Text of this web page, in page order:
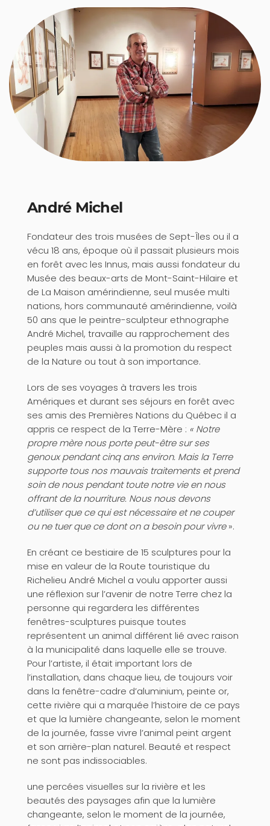
André Michel
Fondateur des trois musées de Sept-Îles ou il a
vécu 18 ans, époque où il passait plusieurs mois
en forêt avec les Innus, mais aussi fondateur du
Musée des beaux-arts de Mont-Saint-Hilaire et
de La Maison amérindienne, seul musée multi
nations, hors communauté amérindienne, voilà
50 ans que le peintre-sculpteur ethnographe
André Michel, travaille au rapprochement des
peuples mais aussi à la promotion du respect
de la Nature ou tout à son importance.
Lors de ses voyages à travers les trois
Amériques et durant ses séjours en forêt avec
ses amis des Premières Nations du Québec il a
appris ce respect de la Terre-Mère : « Notre
propre mère nous porte peut-être sur ses
genoux pendant cinq ans environ. Mais la Terre
supporte tous nos mauvais traitements et prend
soin de nous pendant toute notre vie en nous
offrant de la nourriture. Nous nous devons
d’utiliser que ce qui est nécessaire et ne couper
ou ne tuer que ce dont on a besoin pour vivre».
En créant ce bestiaire de 15 sculptures pour la
mise en valeur de la Route touristique du
Richelieu André Michel a voulu apporter aussi
une réflexion sur l’avenir de notre Terre chez la
personne qui regardera les différentes
fenêtres-sculptures puisque toutes
représentent un animal différent lié avec raison
à la municipalité dans laquelle elle se trouve.
Pour l’artiste, il était important lors de
l’installation, dans chaque lieu, de toujours voir
dans la fenêtre-cadre d’aluminium, peinte or,
cette rivière qui a marquée l’histoire de ce pays
et que la lumière changeante, selon le moment
de la journée, fasse vivre l’animal peint argent
et son arrière-plan naturel. Beauté et respect
ne sont pas indissociables.
une percées visuelles sur la rivière et les
beautés des paysages afin que la lumière
changeante, selon le moment de la journée,